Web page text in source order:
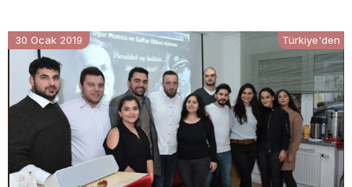
30 Ocak 2019 Türkiye'den